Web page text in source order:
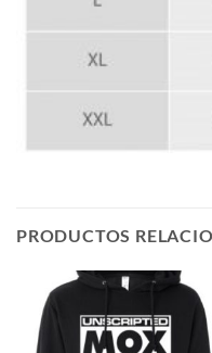
PRODUCTOS